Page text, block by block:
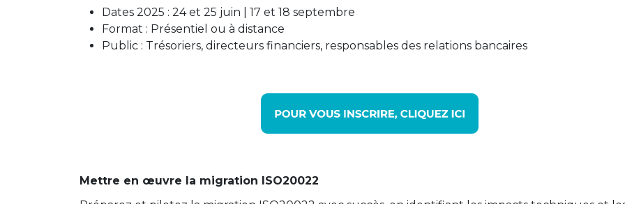
Dates 2025 : 24 et 25 juin | 17 et 18 septembre
Format : Présentiel ou à distance
Public : Trésoriers, directeurs financiers, responsables des relations bancaires
Mettre en œuvre la migration ISO20022